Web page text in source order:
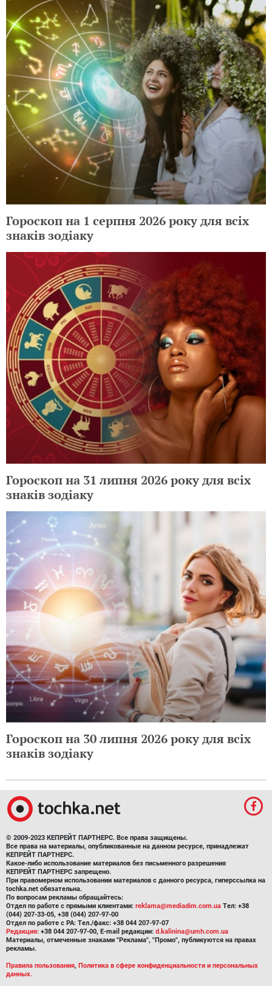
Гороскоп на 1 серпня 2026 року для всіх
знаків зодіаку
Гороскоп на 31 липня 2026 року для всіх
знаків зодіаку
Гороскоп на 30 липня 2026 року для всіх
знаків зодіаку
© 2009-2023 КЕПРЕЙТ ПАРТНЕРС. Все права защищены.
Все права на материалы, опубликованные на данном ресурсе, принадлежат
КЕПРЕЙТ ПАРТНЕРС.
Какое-либо использование материалов без письменного разрешения
КЕПРЕЙТ ПАРТНЕРС запрещено.
При правомерном использовании материалов с данного ресурса, гиперссылка на
tochka.net обязательна.
По вопросам рекламы обращайтесь:
Отдел по работе с прямыми клиентами: reklama@mediadim.com.ua Тел: +38
(044) 207-33-05, +38 (044) 207-97-00
Отдел по работе с РА: Тел./факс: +38 044 207-97-07
Редакция: +38 044 207-97-00, E-mail редакции: d.kalinina@umh.com.ua
Материалы, отмеченные знаками "Реклама", "Промо", публикуются на правах
рекламы.
Правила пользования, Политика в сфере конфиденциальности и персональных
данных.